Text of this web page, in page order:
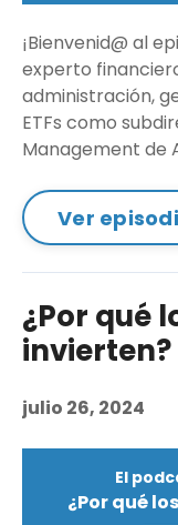
¡Bienvenid@ al
experto
administración,
ETFs como
Management de
Ver
¿Por qué
invierten?
julio 26, 2024